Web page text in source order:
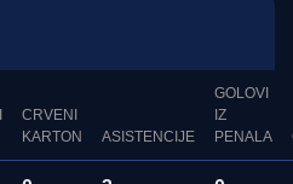
CRVENI
KARTON
ASISTENCIJE
GOLOVI
IZ
PENALA